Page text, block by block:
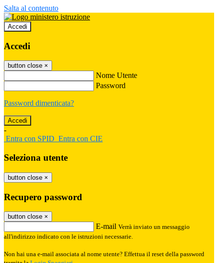
Salta al contenuto
Accedi
Accedi
button close ×
Nome Utente
Password
Password dimenticata?
-
Entra con SPID Entra con CIE
Seleziona utente
button close ×
Recupero password
button close ×
E-mail Verrà inviato un messaggio
all'indirizzo indicato con le istruzioni necessarie.
Non hai una e-mail associata al nome utente? Effettua il reset della password